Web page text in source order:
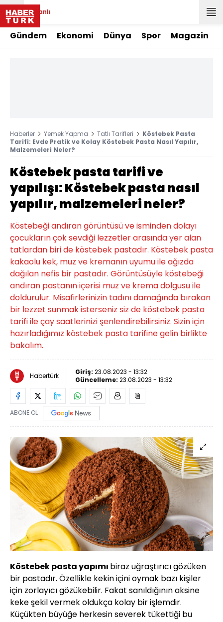
Canlı
Gündem Ekonomi Dünya Spor Magazin
Haberler Yemek Yapma Tatlı Tarifleri
Köstebek Pasta
Tarifi: Evde Pratik ve Kolay Köstebek Pasta Nasıl Yapılır,
Malzemeleri Neler?
Köstebek pasta tarifi ve
yapılışı: Köstebek pasta nasıl
yapılır, malzemeleri neler?
Köstebeği andıran görüntüsü ve isminden dolayı
çocukların çok sevdiği lezzetler arasında yer alan
tatlardan biri de köstebek pastadır. Köstebek pasta
kakaolu kek, muz ve kremanın uyumu ile ağızda
dağılan nefis bir pastadır. Görüntüsüyle köstebeği
andıran pastanın içerisi muz ve krema dolgusu ile
doldurulur. Misafirlerinizin tadını damağında bırakan
bir lezzet sunmak isterseniz siz de köstebek pasta
tarifi ile çay saatlerinizi şenlendirebilirsiniz. Sizin için
hazırladığımız köstebek pasta tarifine gelin birlikte
bakalım.
Habertürk Giriş: 23.08.2023 - 13:32
Güncelleme: 23.08.2023 - 13:32
ABONE OL
Köstebek pasta yapımı biraz uğraştırıcı gözüken
bir pastadır. Özellikle kekin içini oymak bazı kişiler
için zorlayıcı gözükebilir. Fakat sanıldığının aksine
keke şekil vermek oldukça kolay bir işlemdir.
Küçükten büyüğe herkesin severek tükettiği bu